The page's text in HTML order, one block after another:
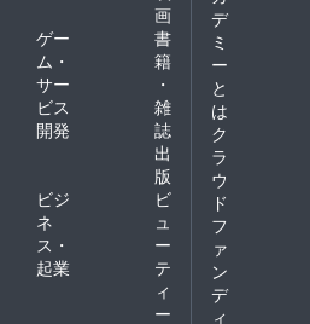
画
ゲー
ム・
サー
ビス
開発
書
籍
・
雑
誌
出
版
ビジ
ネ
ス・
起業
ビ
ュ
ー
テ
ィ
ー
デ
ミ
ー
と
は
ク
ラ
ウ
ド
フ
ァ
ン
デ
ィ